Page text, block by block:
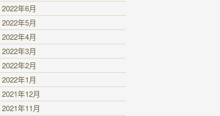
2022年6月
2022年5月
2022年4月
2022年3月
2022年2月
2022年1月
2021年12月
2021年11月